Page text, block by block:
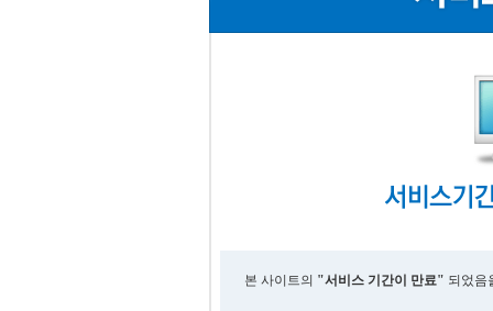
본 사이트의 "서비스 기간이 만료" 되었음